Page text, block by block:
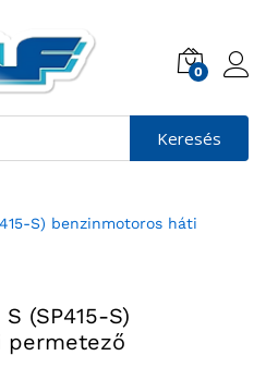
0
Keresés
(SP415-S)
permetező